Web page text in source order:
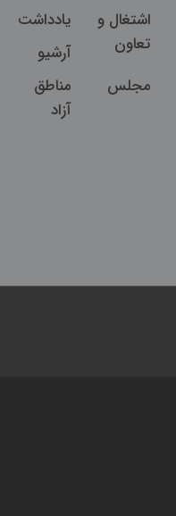
اشتغال و
تعاون
یادداشت
آرشیو
مجلس
مناطق
آزاد